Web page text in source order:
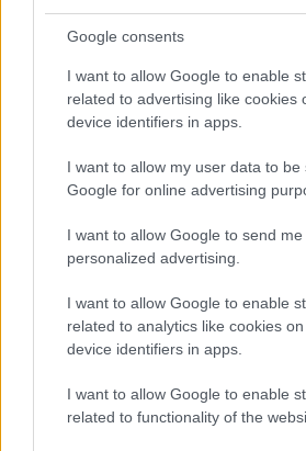
Google consents
I want to allow Google to enable
related to advertising like cookies
device identifiers in apps.
I want to allow my user data to be
Google for online advertising
I want to allow Google to send me
personalized advertising.
I want to allow Google to enable
related to analytics like cookies
device identifiers in apps.
I want to allow Google to enable
related to functionality of the
Continua a leggere
ESG NEWS
Sanità sarda e transizione verde:
comunità, industria farmaceutica
Ilaria Galli · 15 Giu 2026